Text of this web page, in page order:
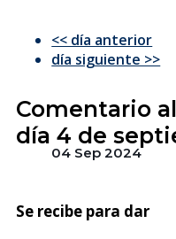
<< día anterior
día siguiente >>
Comentario
día 4 de
04 Sep 2024
Se recibe para dar